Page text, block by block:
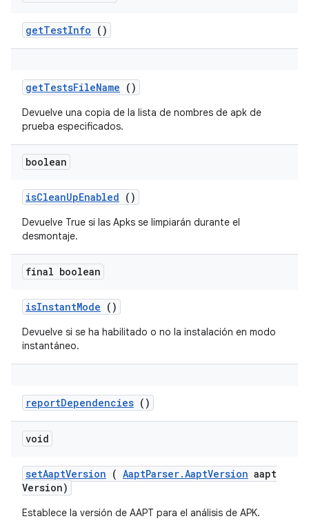
getTestInfo ()
getTestsFileName ()
Devuelve una copia de la lista de nombres de apk de
prueba especificados.
boolean
isCleanUpEnabled ()
Devuelve True si las Apks se limpiarán durante el
desmontaje.
final boolean
isInstantMode ()
Devuelve si se ha habilitado o no la instalación en modo
instantáneo.
reportDependencies ()
void
setAaptVersion ( AaptParser.AaptVersion aapt
Version)
Establece la versión de AAPT para el análisis de APK.